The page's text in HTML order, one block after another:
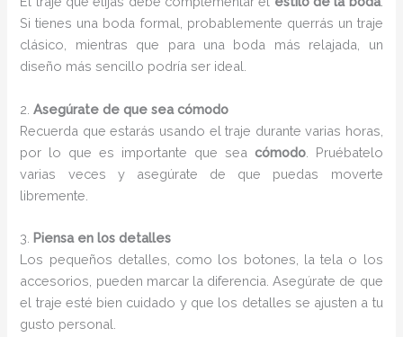
Si tienes una boda formal, probablemente querrás un traje
clásico, mientras que para una boda más relajada, un
diseño más sencillo podría ser ideal.
2.Asegúrate de que sea cómodo
Recuerda que estarás usando el traje durante varias horas,
por lo que es importante que sea cómodo. Pruébatelo
varias veces y asegúrate de que puedas moverte
libremente.
3. Piensa en los detalles
Los pequeños detalles, como los botones, la tela o los
accesorios, pueden marcar la diferencia. Asegúrate de que
el traje esté bien cuidado y que los detalles se ajusten a tu
gusto personal.